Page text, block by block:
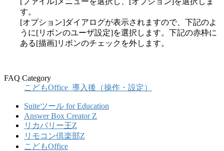
す。
[オプション]ダイアログが表示されますので、下記のよ
うに[リボンのユーザ設定]を選択します。下記の赤枠に
ある[描画]リボンのチェックを外します。
FAQ Category
こどもOffice_導入後（操作・設定）
Suiteツール for Education
Answer Box Creator Z
リカバリー王Z
リモコン倶楽部Z
こどもOffice